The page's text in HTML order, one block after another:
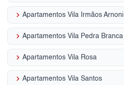
keyboard_arrow_right Apartamentos Vila Irmãos Arnoni
keyboard_arrow_right Apartamentos Vila Pedra Branca
keyboard_arrow_right Apartamentos Vila Rosa
keyboard_arrow_right Apartamentos Vila Santos